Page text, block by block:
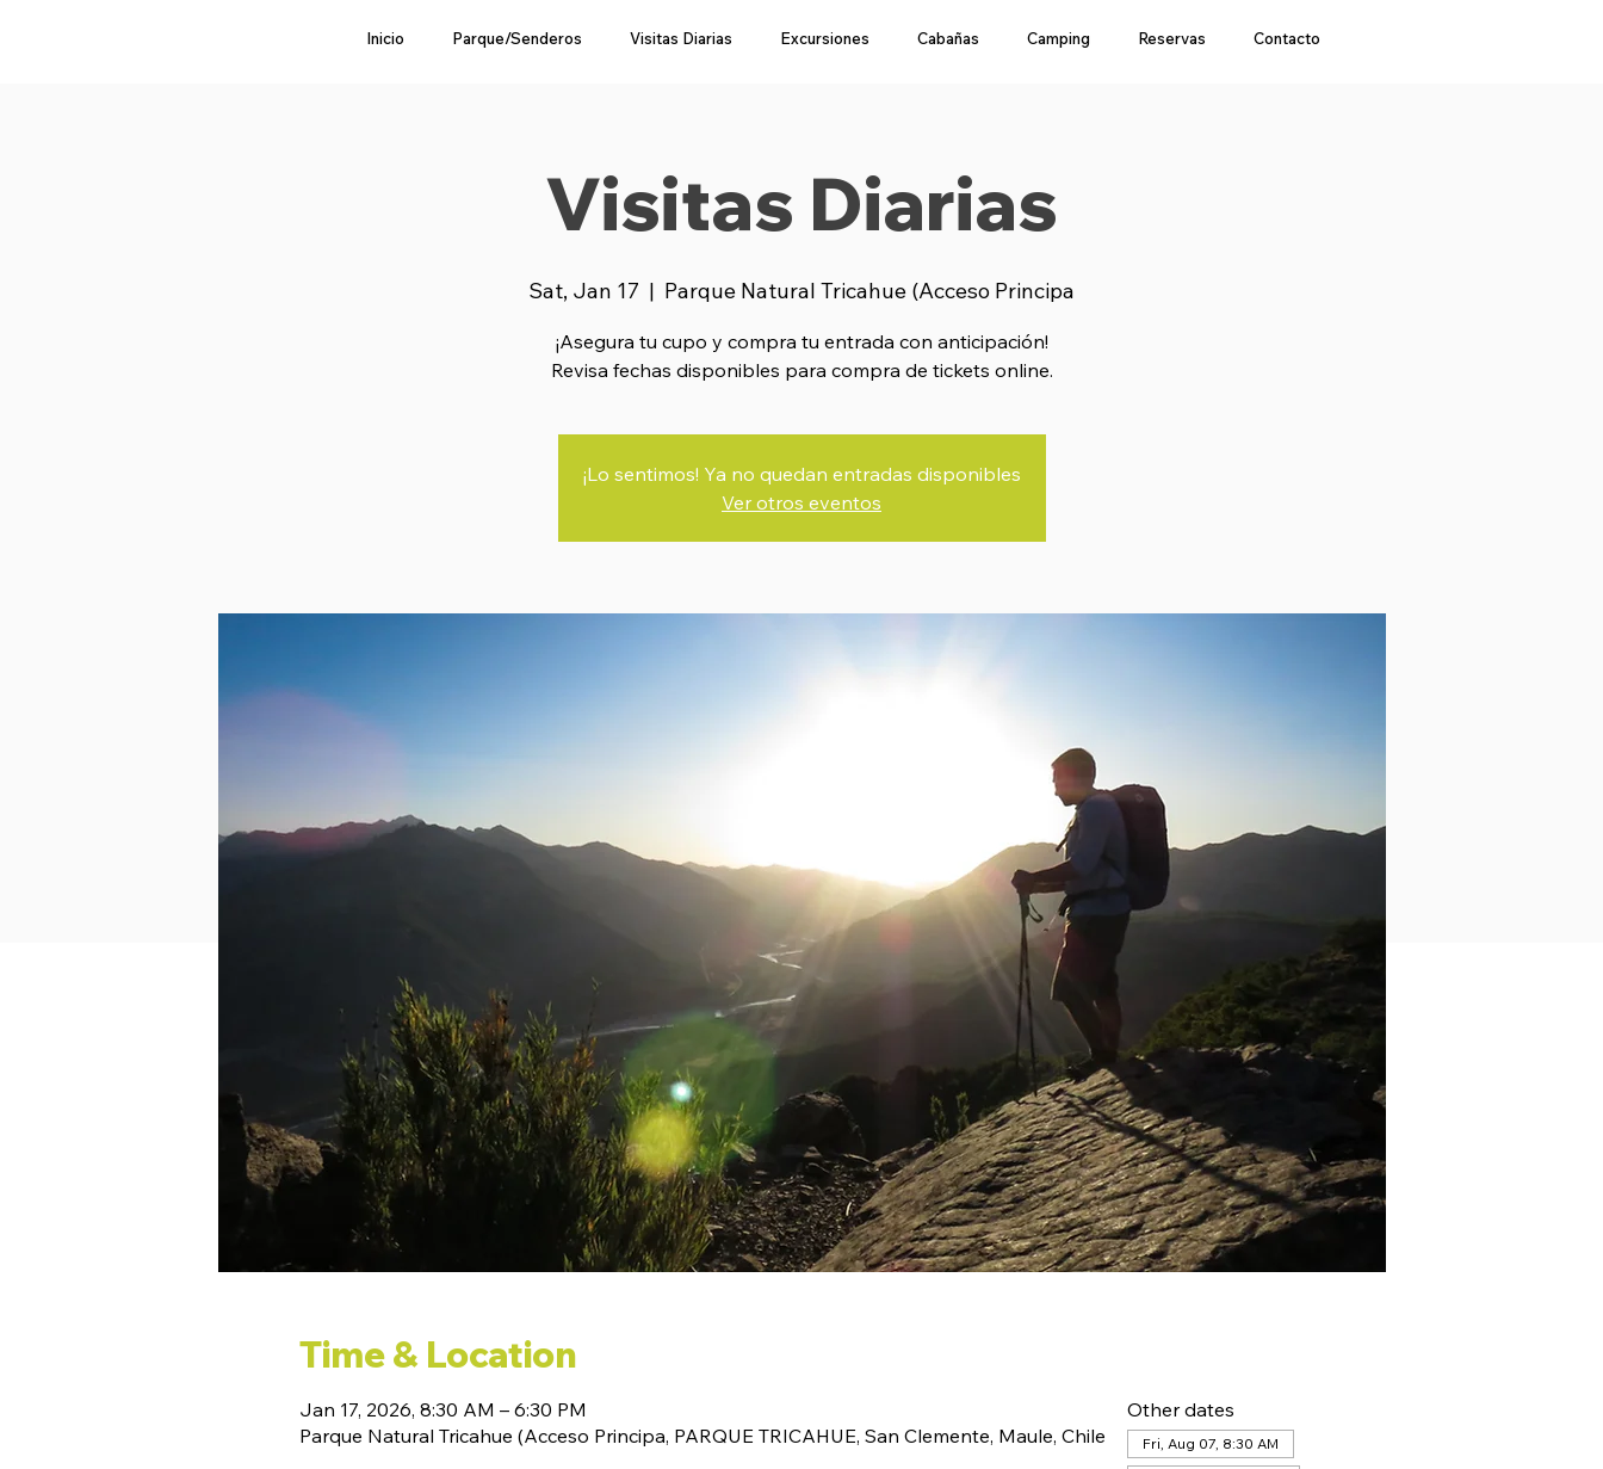
Inicio Parque/Senderos Visitas Diarias Excursiones Cabañas Camping Reservas Contacto
Visitas Diarias
Sat, Jan 17
  |
Parque Natural Tricahue (Acceso Principa
¡Asegura tu cupo y compra tu entrada con anticipación!
Revisa fechas disponibles para compra de tickets online.
¡Lo sentimos! Ya no quedan entradas disponibles
Ver otros eventos
Time & Location
Jan 17, 2026, 8:30 AM – 6:30 PM
Parque Natural Tricahue (Acceso Principa, PARQUE TRICAHUE, San Clemente, Maule, Chile
Other dates
Fri, Aug 07, 8:30 AM